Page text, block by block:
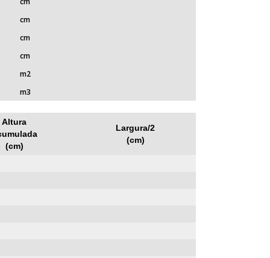
cm
cm
cm
m2
m3
Altura
(cm)
Largura/2
(cm)